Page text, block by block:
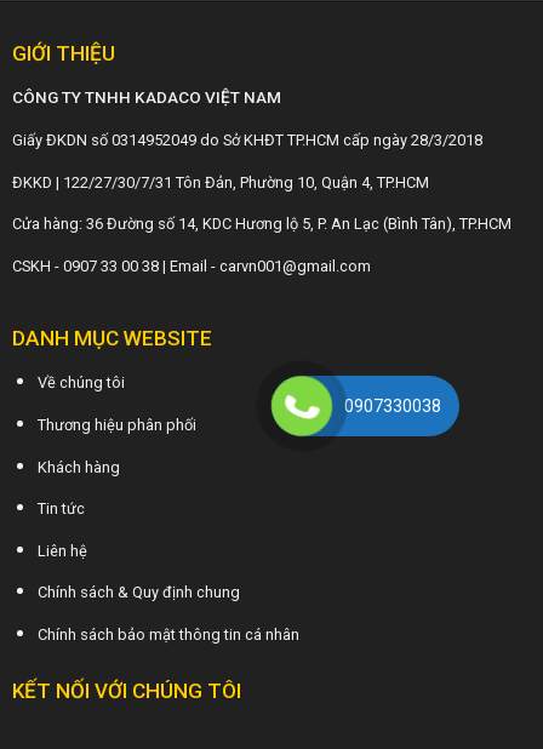
GIỚI THIỆU
CÔNG TY TNHH KADACO VIỆT NAM
Giấy ĐKDN số 0314952049 do Sở KHĐT TP.HCM cấp ngày 28/3/2018
ĐKKD | 122/27/30/7/31 Tôn Đản, Phường 10, Quận 4, TP.HCM
Cửa hàng: 36 Đường số 14, KDC Hương lộ 5, P. An Lạc (Bình Tân), TP.HCM
CSKH - 0907 33 00 38 | Email - carvn001@gmail.com
DANH MỤC WEBSITE
Về chúng tôi
Thương hiệu phân phối
Khách hàng
Tin tức
Liên hệ
Chính sách & Quy định chung
Chính sách bảo mật thông tin cá nhân
KẾT NỐI VỚI CHÚNG TÔI
0907330038